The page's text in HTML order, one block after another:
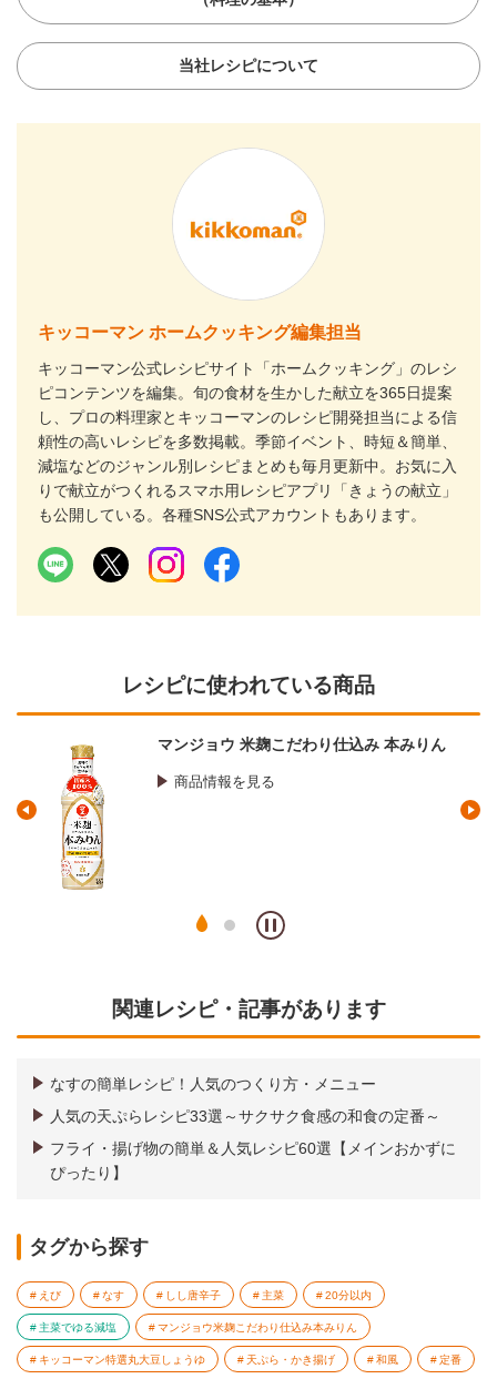
当社レシピについて
キッコーマン ホームクッキング編集担当
キッコーマン公式レシピサイト「ホームクッキング」のレシ
ピコンテンツを編集。旬の食材を生かした献立を365日提案
し、プロの料理家とキッコーマンのレシピ開発担当による信
頼性の高いレシピを多数掲載。季節イベント、時短＆簡単、
減塩などのジャンル別レシピまとめも毎月更新中。お気に入
りで献立がつくれるスマホ用レシピアプリ「きょうの献立」
も公開している。各種SNS公式アカウントもあります。
レシピに使われている商品
マンジョウ 米麹こだわり仕込み 本みりん
商品情報を見る
関連レシピ・記事があります
なすの簡単レシピ！人気のつくり方・メニュー
人気の天ぷらレシピ33選～サクサク食感の和食の定番～
フライ・揚げ物の簡単＆人気レシピ60選【メインおかずに
ぴったり】
タグから探す
えび なす しし唐辛子 主菜 20分以内
主菜でゆる減塩 マンジョウ米麹こだわり仕込み本みりん
キッコーマン特選丸大豆しょうゆ 天ぷら・かき揚げ 和風 定番